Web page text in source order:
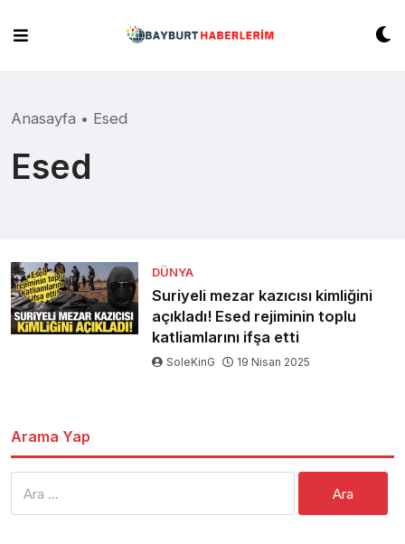
content
Anasayfa • Esed
Esed
DÜNYA
Suriyeli mezar kazıcısı kimliğini
açıkladı! Esed rejiminin toplu
katliamlarını ifşa etti
SoleKinG 19 Nisan 2025
Arama Yap